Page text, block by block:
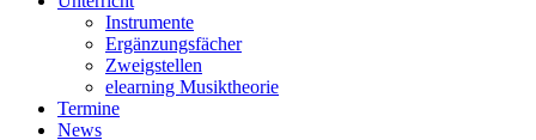
Instrumente
Ergänzungsfächer
Zweigstellen
elearning Musiktheorie
Termine
News